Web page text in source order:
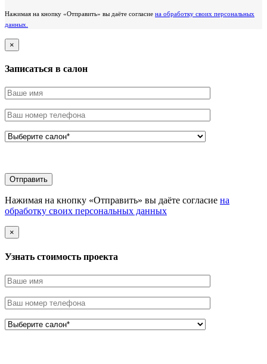
Нажимая на кнопку «Отправить» вы даёте согласие на обработку своих персональных
данных.
×
Записаться в салон
Нажимая на кнопку «Отправить» вы даёте согласие на
обработку своих персональных данных
×
Узнать стоимоcть проекта